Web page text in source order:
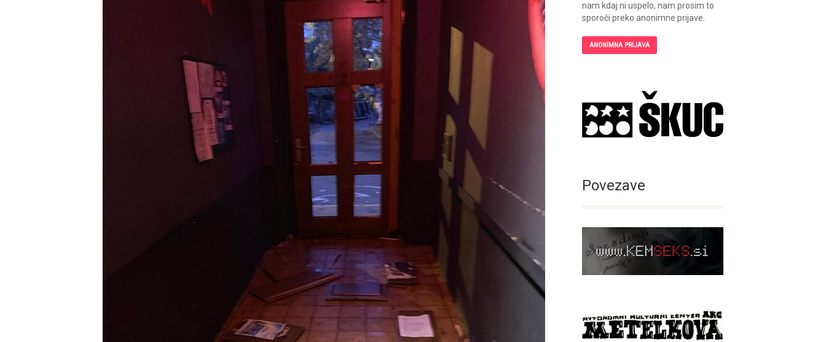
nam kdaj ni uspelo, nam prosim to
sporoči preko anonimne prijave.
ANONIMNA PRIJAVA
Povezave